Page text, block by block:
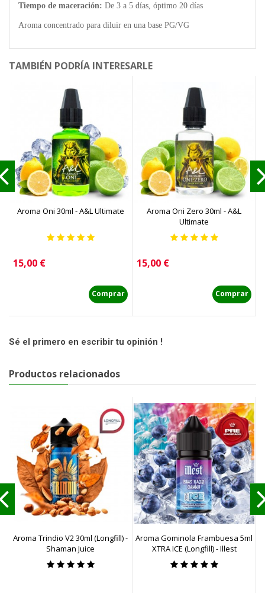
Tiempo de maceración: De 3 a 5 días, óptimo 20 días
Aroma concentrado para diluir en una base PG/VG
TAMBIÉN PODRÍA INTERESARLE
Aroma Oni 30ml - A&L Ultimate
Precio
15,00 €
Comprar
Aroma Oni Zero 30ml - A&L
Ultimate
Precio
15,00 €
Comprar
Sé el primero en escribir tu opinión !
Productos relacionados
Aroma Trindio V2 30ml (Longfill) -
Shaman Juice
Aroma Gominola Frambuesa 5ml
XTRA ICE (Longfill) - Illest